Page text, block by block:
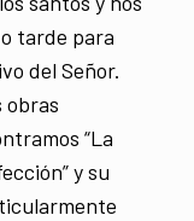
tarde para
del Señor.
obras
“La
y su